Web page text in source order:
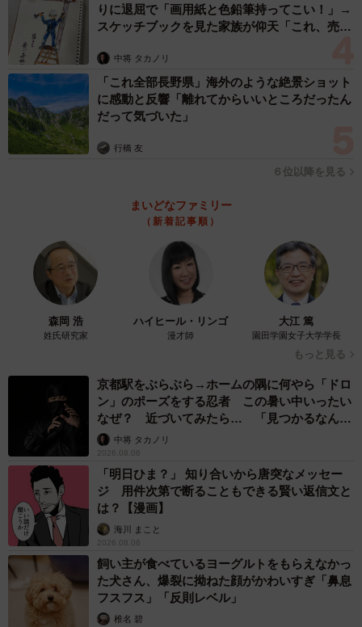
りに退屈で「画用紙と色鉛筆持ってこい！」→
スケッチブックを見た家族が仰天「これ、売れ
中将 タカノリ
「これ全部長野県」海外のような絶景ショット
に感動と反響「離れてからいいところだったん
だって気づいた」
行橋 友
６位以降を見る
まいどなファミリー
（新着記事順）
森岡 浩
姓氏研究家
ハイヒール・リンゴ
漫才師
大江 篤
園田学園女子大学学長
もっと見る
京都駅をぶらぶら→ホームの隅に何やら「ドロ
ン」のポーズをする忍者 この暑い中いったい
なぜ？ 近づいてみたら… 「見つかるなんて
未熟」中将 タカノリ
2026.08.06
「明日ひま？」 知り合いから唐突なメッセー
ジ 用件次第で断ることもできる賢い返信文と
は？【漫画】
海川 まこと
2026.08.06
飼い主が食べているヨーグルトをもらえなかっ
た犬さん、爆裂に拗ねた顔がかわいすぎ「鼻息
フスフス」「反則レベル」
椎名 碧